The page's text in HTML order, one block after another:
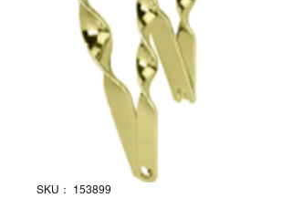
SKU： 153899